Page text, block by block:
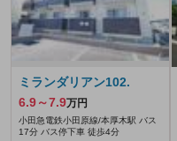
ミランダリアン102.
6.9～7.9万円
小田急電鉄小田原線/本厚木駅 バス
17分 バス停下車 徒歩4分